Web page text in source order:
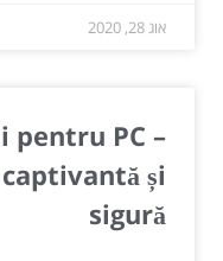
אוג 28, 2020
pentru PC –
și
sigură